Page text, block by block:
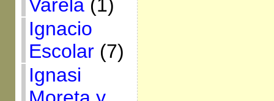
Varela(1)
Ignacio
Escolar(7)
Ignasi